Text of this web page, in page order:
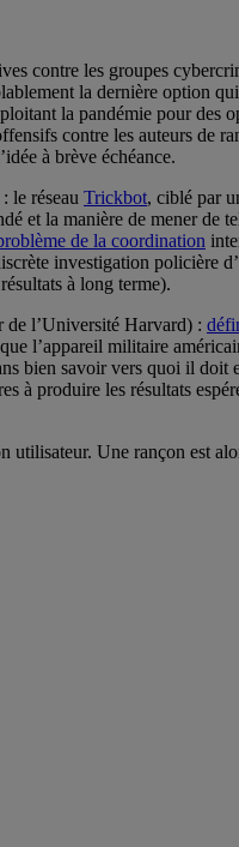
contre les groupes
la dernière option
la pandémie pour des
contre les auteurs de
à brève échéance.
le réseau Trickbot, ciblé par
et la manière de mener de
de la coordination
investigation policière
à long terme).
l’Université Harvard) :
l’appareil militaire
bien savoir vers quoi il
à produire les résultats
Une rançon est